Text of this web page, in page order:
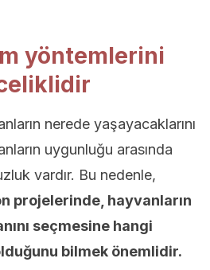
yöntemlerini
nerede yaşayacaklarını
uygunluğu arasında
vardır. Bu nedenle,
projelerinde, hayvanların
seçmesine hangi
bilmek önemlidir.